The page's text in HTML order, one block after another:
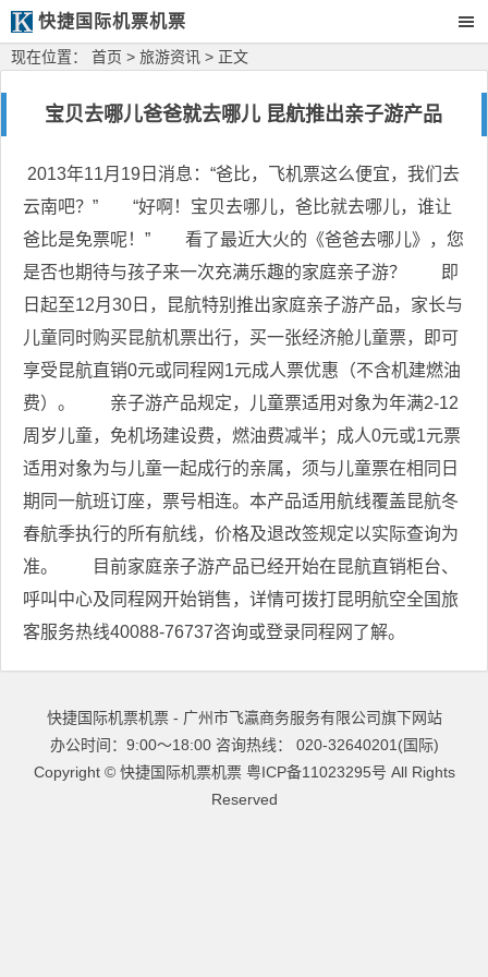
快捷国际机票机票
现在位置： 首页 > 旅游资讯 > 正文
宝贝去哪儿爸爸就去哪儿 昆航推出亲子游产品
2013年11月19日消息：“爸比，飞机票这么便宜，我们去
云南吧？” “好啊！宝贝去哪儿，爸比就去哪儿，谁让
爸比是免票呢！” 看了最近大火的《爸爸去哪儿》，您
是否也期待与孩子来一次充满乐趣的家庭亲子游？ 即
日起至12月30日，昆航特别推出家庭亲子游产品，家长与
儿童同时购买昆航机票出行，买一张经济舱儿童票，即可
享受昆航直销0元或同程网1元成人票优惠（不含机建燃油
费）。 亲子游产品规定，儿童票适用对象为年满2-12
周岁儿童，免机场建设费，燃油费减半；成人0元或1元票
适用对象为与儿童一起成行的亲属，须与儿童票在相同日
期同一航班订座，票号相连。本产品适用航线覆盖昆航冬
春航季执行的所有航线，价格及退改签规定以实际查询为
准。 目前家庭亲子游产品已经开始在昆航直销柜台、
呼叫中心及同程网开始销售，详情可拨打昆明航空全国旅
客服务热线40088-76737咨询或登录同程网了解。
快捷国际机票机票 - 广州市飞瀛商务服务有限公司旗下网站
办公时间：9:00～18:00 咨询热线： 020-32640201(国际)
Copyright © 快捷国际机票机票 粤ICP备11023295号 All Rights
Reserved